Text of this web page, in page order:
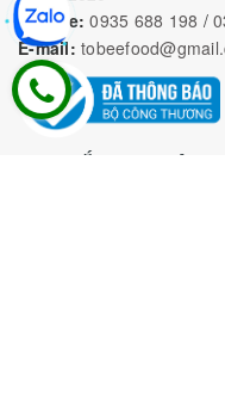
Nguyên Liệu Pha
Nguyên liệu trà sữa
liệu trà sữa giá rẻ, sỉ
khách hàng, Giao hàng
Địa Chỉ: Chi nhánh 1: 79